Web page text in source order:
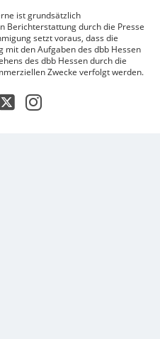
ist grundsätzlich
Berichterstattung durch die Presse
setzt voraus, dass die
mit den Aufgaben des dbb Hessen
des dbb Hessen durch die
Zwecke verfolgt werden.